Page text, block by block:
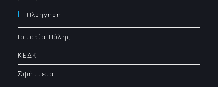
Πλοηγηση
Ιστορία Πόλης
ΚΕΔΚ
Σφήττεια